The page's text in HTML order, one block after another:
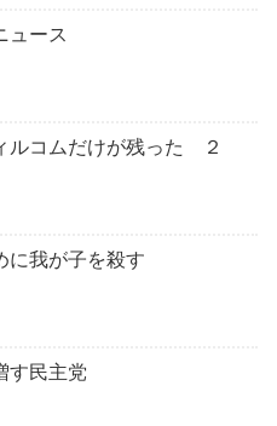
ュース
ルコムだけが残った ２
に我が子を殺す
す民主党